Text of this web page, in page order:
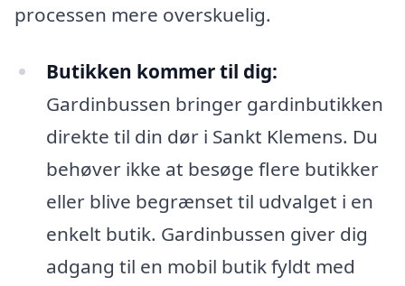
processen mere overskuelig.
Butikken kommer til dig:
Gardinbussen bringer gardinbutikken
direkte til din dør i Sankt Klemens. Du
behøver ikke at besøge flere butikker
eller blive begrænset til udvalget i en
enkelt butik. Gardinbussen giver dig
adgang til en mobil butik fyldt med